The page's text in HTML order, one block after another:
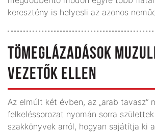
keresztény is helyesli az azonos
TÖMEGLÁZADÁSOK
VEZETŐK ELLEN
Az elmúlt két évben, az „arab tavasz”
felkeléssorozat nyomán sorra
szakkönyvek arról, hogyan sajátítja ki